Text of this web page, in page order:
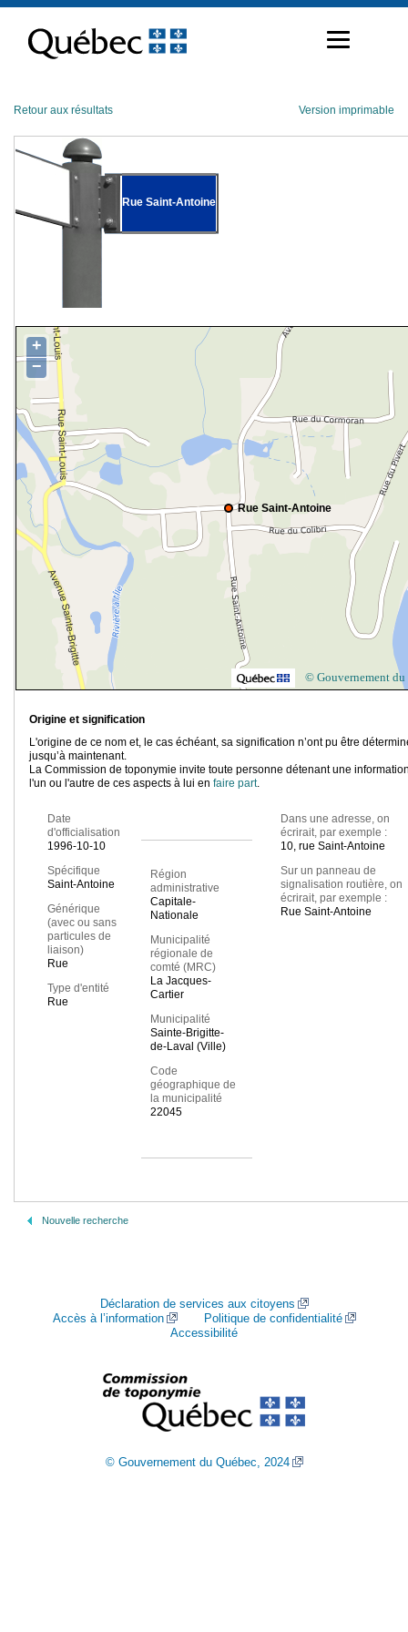
contenu
Retour aux résultats Version imprimable
Rue Saint-Antoine
Rue Saint-Antoine
+
−
© Gouvernement du
Origine et signification
L'origine de ce nom et, le cas échéant, sa signification n’ont pu être
jusqu’à maintenant.
La Commission de toponymie invite toute personne détenant une
l'un ou l'autre de ces aspects à lui en faire part.
Date
d'officialisation
1996-10-10
Spécifique
Saint-Antoine
Générique
(avec ou sans
particules de
liaison)
Rue
Type d'entité
Rue
Région
administrative
Capitale-
Nationale
Municipalité
régionale de
comté (MRC)
La Jacques-
Cartier
Municipalité
Sainte-Brigitte-
de-Laval (Ville)
Code
géographique de
la municipalité
22045
Dans une adresse, on
écrirait, par exemple :
10, rue Saint-Antoine
Sur un panneau de
signalisation routière, on
écrirait, par exemple :
Rue Saint-Antoine
Nouvelle recherche
Déclaration de services aux citoyens
Accès à l’information
Politique de confidentialité
Accessibilité
© Gouvernement du Québec, 2024